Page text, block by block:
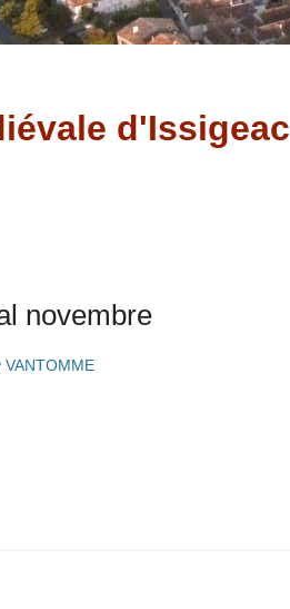
d'Issigeac
novembre
VANTOMME